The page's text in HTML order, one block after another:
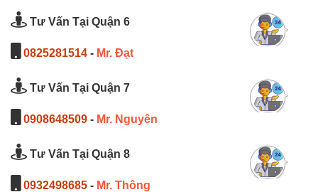
Tư Vấn Tại Quận 6
0825281514 - Mr. Đạt
Tư Vấn Tại Quận 7
0908648509 - Mr. Nguyên
Tư Vấn Tại Quận 8
0932498685 - Mr. Thông